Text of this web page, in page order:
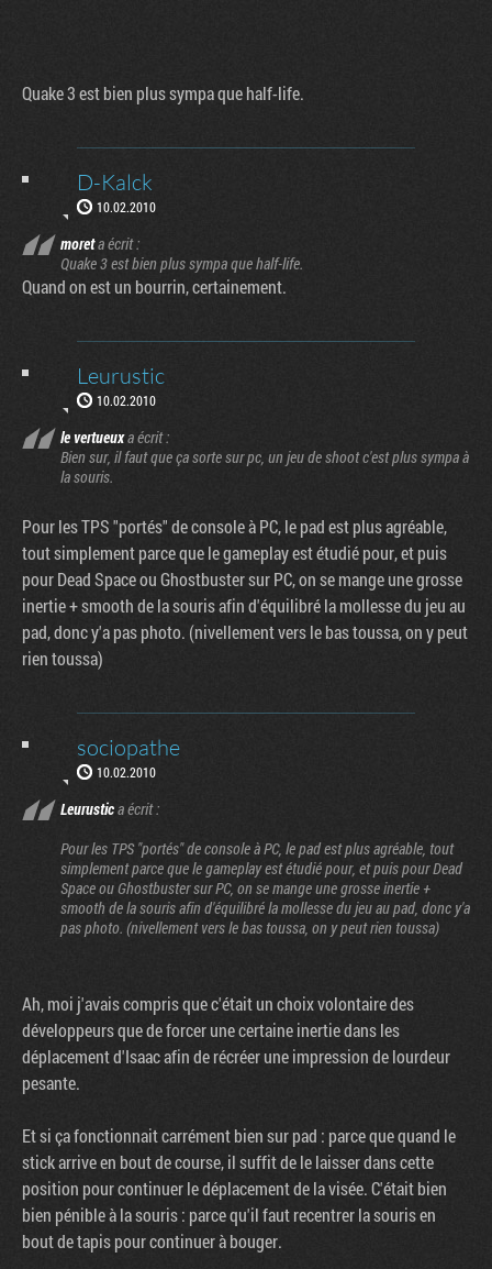
Quake 3 est bien plus sympa que half-life.
D-Kalck
10.02.2010
moreta écrit :
Quake 3 est bien plus sympa que half-life.
Quand on est un bourrin, certainement.
Leurustic
10.02.2010
le vertueuxa écrit :
Bien sur, il faut que ça sorte sur pc, un jeu de shoot c'est plus sympa à
la souris.
Pour les TPS "portés" de console à PC, le pad est plus agréable,
tout simplement parce que le gameplay est étudié pour, et puis
pour Dead Space ou Ghostbuster sur PC, on se mange une grosse
inertie + smooth de la souris afin d'équilibré la mollesse du jeu au
pad, donc y'a pas photo. (nivellement vers le bas toussa, on y peut
rien toussa)
sociopathe
10.02.2010
Leurustica écrit :
Pour les TPS "portés" de console à PC, le pad est plus agréable, tout
simplement parce que le gameplay est étudié pour, et puis pour Dead
Space ou Ghostbuster sur PC, on se mange une grosse inertie +
smooth de la souris afin d'équilibré la mollesse du jeu au pad, donc y'a
pas photo. (nivellement vers le bas toussa, on y peut rien toussa)
Ah, moi j'avais compris que c'était un choix volontaire des
développeurs que de forcer une certaine inertie dans les
déplacement d'Isaac afin de récréer une impression de lourdeur
pesante.
Et si ça fonctionnait carrément bien sur pad : parce que quand le
stick arrive en bout de course, il suffit de le laisser dans cette
position pour continuer le déplacement de la visée. C'était bien
bien pénible à la souris : parce qu'il faut recentrer la souris en
bout de tapis pour continuer à bouger.